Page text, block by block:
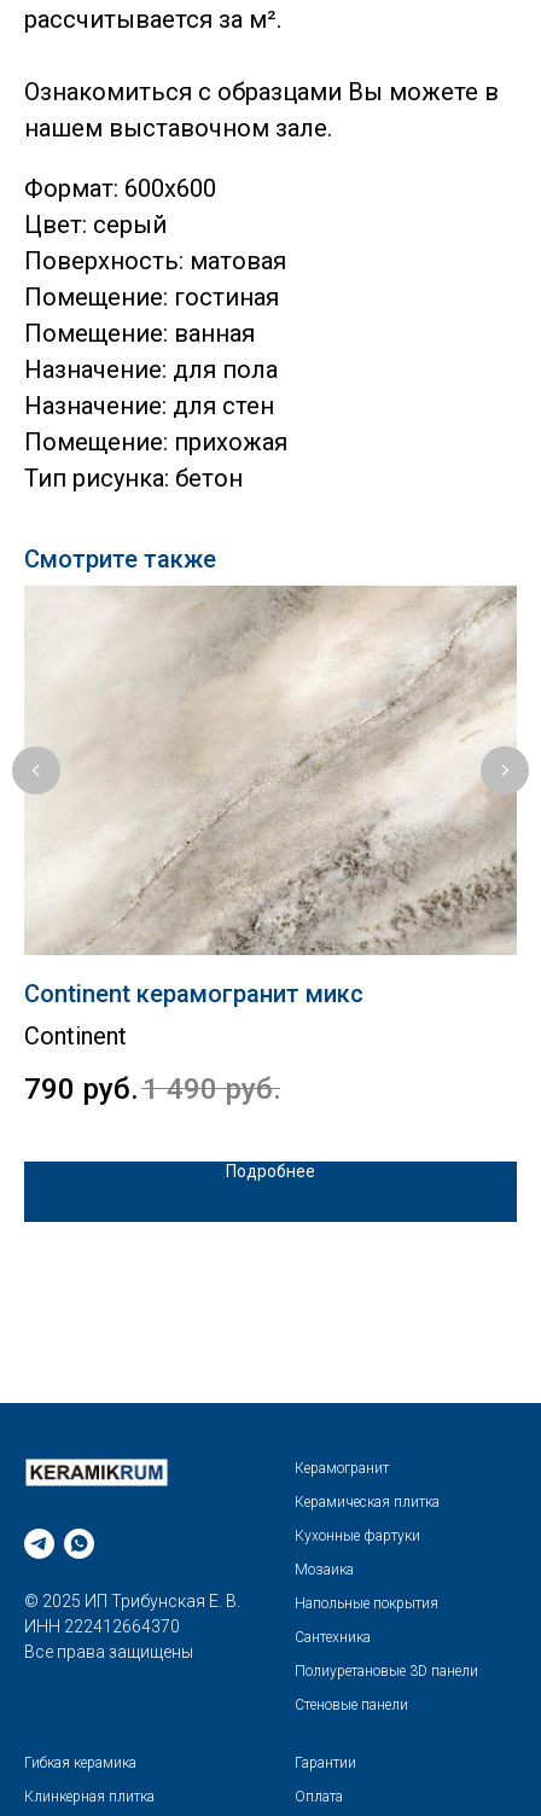
рассчитывается за м².
Ознакомиться с образцами Вы можете в
нашем выставочном зале.
Формат: 600х600
Цвет: серый
Поверхность: матовая
Помещение: гостиная
Помещение: ванная
Назначение: для пола
Назначение: для стен
Помещение: прихожая
Тип рисунка: бетон
Смотрите также
Continent керамогранит микс
Continent
790 руб.1 490 руб.
Подробнее
© 2025 ИП Трибунская Е. В.
ИНН 222412664370
Все права защищены
Керамогранит
Керамическая плитка
Кухонные фартуки
Мозаика
Напольные покрытия
Сантехника
Полиуретановые 3D панели
Стеновые панели
Гибкая керамика
Клинкерная плитка
Гарантии
Оплата